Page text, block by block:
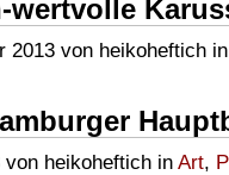
wertvolle
2013 von heikoheftich
heikoheftich inArt,